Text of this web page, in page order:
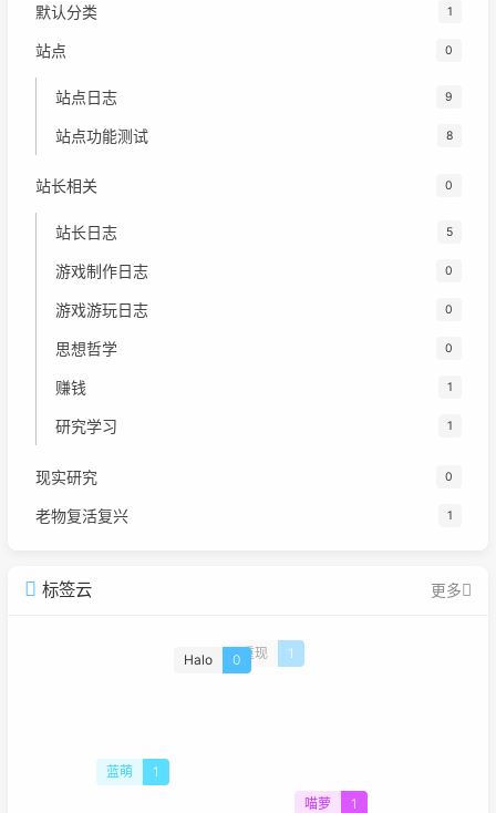
默认分类 1
站点 0
站点日志 9
站点功能测试 8
站长相关 0
站长日志 5
游戏制作日志 0
游戏游玩日志 0
思想哲学 0
赚钱 1
研究学习 1
现实研究 0
老物复活复兴 1
标签云 更多
Halo 0
喵萝 1
重现 1
蓝萌 1